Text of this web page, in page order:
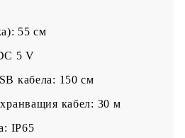
55 см
5 V
кабела: 150 см
кабел: 30 м
IP65